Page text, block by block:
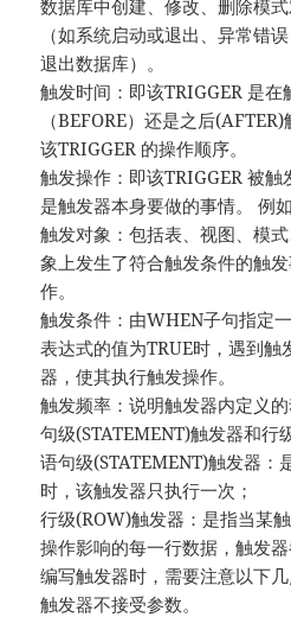
数据库中创建、修改、删除模
（如系统启动或退出、异常错
退出数据库）。
触发时间：即该TRIGGER 是
（BEFORE）还是之后
该TRIGGER 的操作顺序。
触发操作：即该TRIGGER 被
是触发器本身要做的事情。 例如
触发对象：包括表、视图、模
象上发生了符合触发条件的触
作。
触发条件：由WHEN子句指定
表达式的值为TRUE时，遇到
器，使其执行触发操作。
触发频率：说明触发器内定义
句级(STATEMENT)触发器和行
语句级(STATEMENT)触发器：
时，该触发器只执行一次；
行级(ROW)触发器：是指当某
操作影响的每一行数据，触发器
编写触发器时，需要注意以下几
触发器不接受参数。